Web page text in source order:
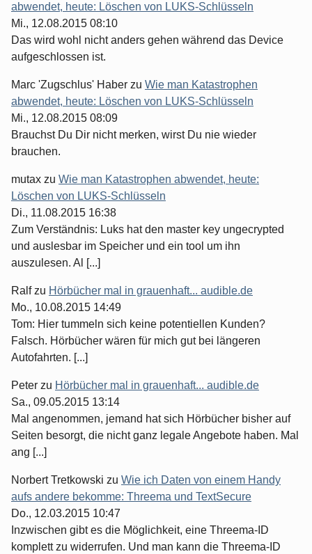
abwendet, heute: Löschen von LUKS-Schlüsseln
Mi., 12.08.2015 08:10
Das wird wohl nicht anders gehen während das Device
aufgeschlossen ist.
Marc 'Zugschlus' Haber zu Wie man Katastrophen
abwendet, heute: Löschen von LUKS-Schlüsseln
Mi., 12.08.2015 08:09
Brauchst Du Dir nicht merken, wirst Du nie wieder
brauchen.
mutax zu Wie man Katastrophen abwendet, heute:
Löschen von LUKS-Schlüsseln
Di., 11.08.2015 16:38
Zum Verständnis: Luks hat den master key ungecrypted
und auslesbar im Speicher und ein tool um ihn
auszulesen. Al [...]
Ralfzu Hörbücher mal in grauenhaft... audible.de
Mo., 10.08.2015 14:49
Tom: Hier tummeln sich keine potentiellen Kunden?
Falsch. Hörbücher wären für mich gut bei längeren
Autofahrten. [...]
Peter zu Hörbücher mal in grauenhaft... audible.de
Sa., 09.05.2015 13:14
Mal angenommen, jemand hat sich Hörbücher bisher auf
Seiten besorgt, die nicht ganz legale Angebote haben. Mal
ang [...]
Norbert Tretkowski zu Wie ich Daten von einem Handy
aufs andere bekomme: Threema und TextSecure
Do., 12.03.2015 10:47
Inzwischen gibt es die Möglichkeit, eine Threema-ID
komplett zu widerrufen. Und man kann die Threema-ID